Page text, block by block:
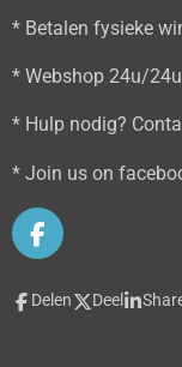
* Betalen fysieke
* Webshop 24u/
* Hulp nodig?
* Join us on
F
a
c
e
Delen Deel